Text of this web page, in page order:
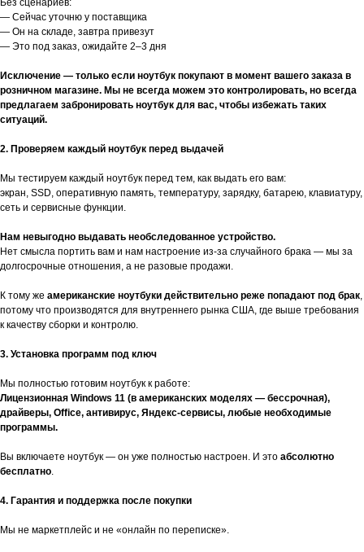
Без сценариев:
— Сейчас уточню у поставщика
— Он на складе, завтра привезут
— Это под заказ, ожидайте 2–3 дня
Исключение — только если ноутбук покупают в момент вашего заказа в
розничном магазине. Мы не всегда можем это контролировать, но всегда
предлагаем забронировать ноутбук для вас, чтобы избежать таких
ситуаций.
2. Проверяем каждый ноутбук перед выдачей
Мы тестируем каждый ноутбук перед тем, как выдать его вам:
экран, SSD, оперативную память, температуру, зарядку, батарею, клавиатуру,
сеть и сервисные функции.
Нам невыгодно выдавать необследованное устройство.
Нет смысла портить вам и нам настроение из-за случайного брака — мы за
долгосрочные отношения, а не разовые продажи.
К тому же американские ноутбуки действительно реже попадают под брак,
потому что производятся для внутреннего рынка США, где выше требования
к качеству сборки и контролю.
3. Установка программ под ключ
Мы полностью готовим ноутбук к работе:
Лицензионная Windows 11 (в американских моделях — бессрочная),
драйверы, Office, антивирус, Яндекс-сервисы, любые необходимые
программы.
Вы включаете ноутбук — он уже полностью настроен. И это абсолютно
бесплатно.
4. Гарантия и поддержка после покупки
Мы не маркетплейс и не «онлайн по переписке».